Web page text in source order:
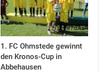
1. FC Ohmstede gewinnt
den Kronos-Cup in
Abbehausen